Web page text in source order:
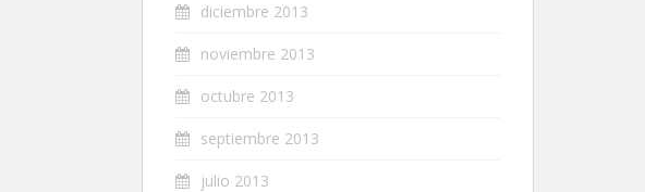
diciembre 2013
noviembre 2013
octubre 2013
septiembre 2013
julio 2013